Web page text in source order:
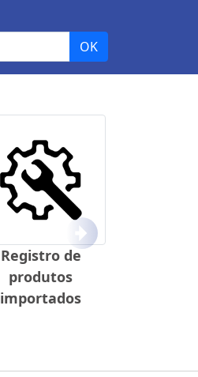
Registro de
produtos
importados
Próximo